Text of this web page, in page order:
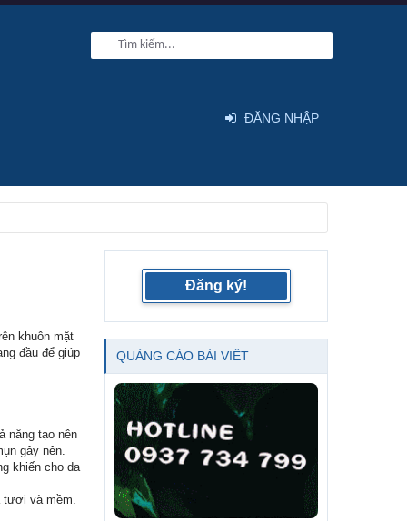
khuôn mặt
đầu để giúp
năng tạo nên
gây nên.
khiến cho da
tươi và mềm.
Đăng ký!
QUẢNG CÁO BÀI VIẾT
ĐĂNG NHẬP